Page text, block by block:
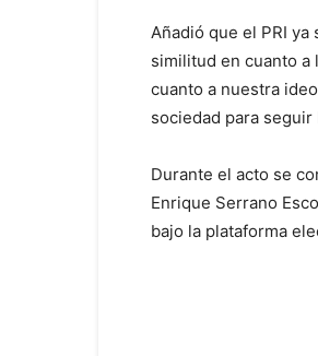
Añadió que el PRI
similitud en cuanto
cuanto a nuestra
sociedad para
Durante el acto se
Enrique Serrano
bajo la plataforma